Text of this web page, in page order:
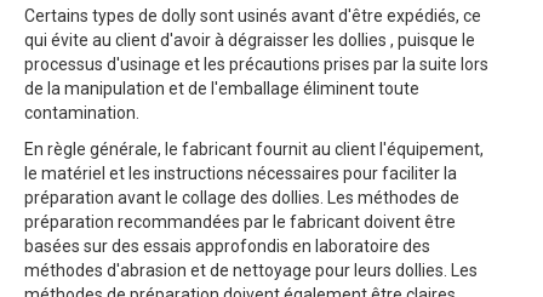
Certains types de dolly sont usinés avant d'être expédiés, ce
qui évite au client d'avoir à dégraisser les dollies , puisque le
processus d'usinage et les précautions prises par la suite lors
de la manipulation et de l'emballage éliminent toute
contamination.
En règle générale, le fabricant fournit au client l'équipement,
le matériel et les instructions nécessaires pour faciliter la
préparation avant le collage des dollies. Les méthodes de
préparation recommandées par le fabricant doivent être
basées sur des essais approfondis en laboratoire des
méthodes d'abrasion et de nettoyage pour leurs dollies. Les